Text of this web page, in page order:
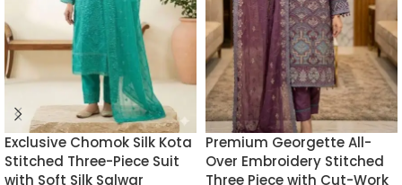
Exclusive Chomok Silk Kota
Stitched Three-Piece Suit
with Soft Silk Salwar
Premium Georgette All-
Over Embroidery Stitched
Three Piece with Cut-Work